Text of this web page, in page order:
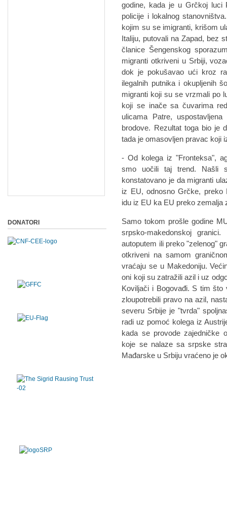
godine, kada je u Grčkoj luci
policije i lokalnog
kojim su se imigranti, krišom
Italiju, putovali na Zapad, bez
članice Šengenskog
migranti otkriveni u Srbiji,
dok je pokušavao ući kroz
ilegalnih putnika i okupljenih
migranti koji su se vrzmali po
koji se inače sa čuvarima
ulicama Patre,
brodove. Rezultat toga bio je
tada je omasovljen pravac koji
- Od kolega iz "Fronteksa",
smo uočili taj trend. Našli
konstatovano je da migranti
iz EU, odnosno Grčke, preko
idu iz EU ka EU preko
Samo tokom prošle godine
srpsko-makedonskoj
autoputem ili preko "zelenog"
otkriveni na samom
vraćaju se u Makedoniju.
oni koji su zatražili azil i uz
Koviljači i Bogovađi. S tim
zloupotrebili pravo na azil,
severu Srbije je "tvrda"
radi uz pomoć kolega iz
kada se provode zajedničke
koje se nalaze sa srpske
Mađarske u Srbiju vraćeno je
DONATORI